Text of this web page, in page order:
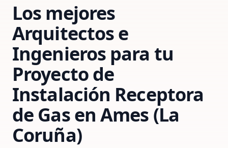
Los mejores
Arquitectos e
Ingenieros para tu
Proyecto de
Instalación Receptora
de GasenAmes (La
Coruña)